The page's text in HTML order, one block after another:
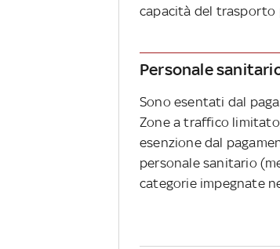
capacità del trasporto
Personale
Sono esentati dal
Zone a traffico
esenzione dal
personale sanitario
categorie impegnate